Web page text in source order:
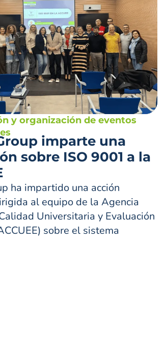
y organización de eventos
imparte una
sobre ISO 9001 a la
ha impartido una acción
al equipo de la Agencia
Universitaria y Evaluación
sobre el sistema